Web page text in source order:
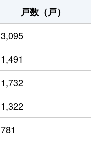
戸数（戸）
3,095
1,491
1,732
1,322
781